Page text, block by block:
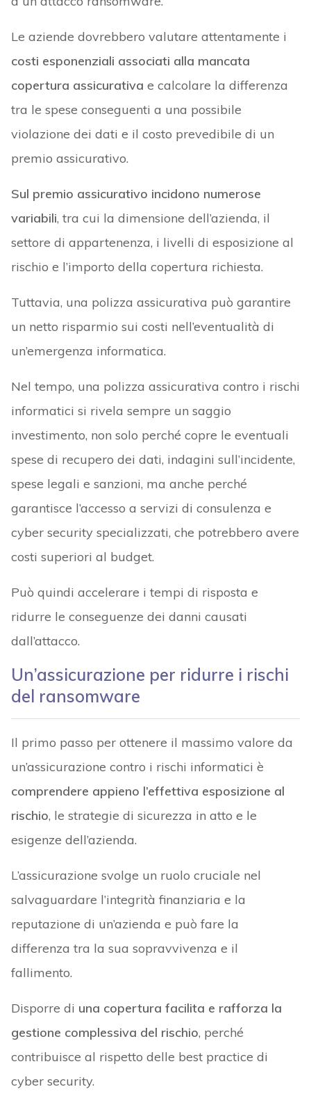
Le aziende dovrebbero valutare attentamente i
costi esponenziali associati alla mancata
copertura assicurativa e calcolare la differenza
tra le spese conseguenti a una possibile
violazione dei dati e il costo prevedibile di un
premio assicurativo.
Sul premio assicurativo incidono numerose
variabili, tra cui la dimensione dell’azienda, il
settore di appartenenza, i livelli di esposizione al
rischio e l’importo della copertura richiesta.
Tuttavia, una polizza assicurativa può garantire
un netto risparmio sui costi nell’eventualità di
un’emergenza informatica.
Nel tempo, una polizza assicurativa contro i rischi
informatici si rivela sempre un saggio
investimento, non solo perché copre le eventuali
spese di recupero dei dati, indagini sull’incidente,
spese legali e sanzioni, ma anche perché
garantisce l’accesso a servizi di consulenza e
cyber security specializzati, che potrebbero avere
costi superiori al budget.
Può quindi accelerare i tempi di risposta e
ridurre le conseguenze dei danni causati
dall’attacco.
Un’assicurazione per ridurre i rischi
del ransomware
Il primo passo per ottenere il massimo valore da
un’assicurazione contro i rischi informatici è
comprendere appieno l’effettiva esposizione al
rischio, le strategie di sicurezza in atto e le
esigenze dell’azienda.
L’assicurazione svolge un ruolo cruciale nel
salvaguardare l’integrità finanziaria e la
reputazione di un’azienda e può fare la
differenza tra la sua sopravvivenza e il
fallimento.
Disporre di una copertura facilita e rafforza la
gestione complessiva del rischio, perché
contribuisce al rispetto delle best practice di
cyber security.